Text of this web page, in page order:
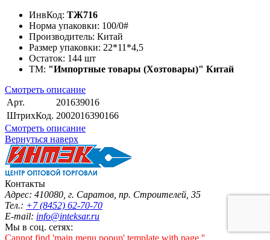
ИнвКод: ТЖ716
Норма упаковки: 100/0#
Производитель: Китай
Размер упаковки: 22*11*4,5
Остаток: 144 шт
ТМ: "Импортные товары (Хозтовары)" Китай
Смотреть описание
Арт.
201639016
ШтрихКод. 2002016390166
Смотреть описание
Вернуться наверх
Контакты
Адрес: 410080, г. Саратов, пр. Строителей, 35
Тел.: +7 (8452) 62-70-70
E-mail: info@inteksar.ru
Мы в соц. сетях:
Cannot find 'main.menu.popup' template with page ''